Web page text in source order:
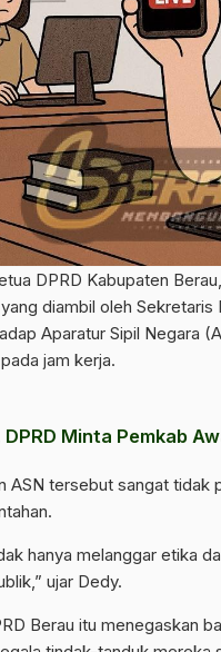
DPRD Kabupaten
diambil oleh
Aparatur Sipil Negara
jam kerja.
Minta Pemkab
ASN tersebut sangat
hanya melanggar etika
ujar Dedy.
Berau itu menegaskan